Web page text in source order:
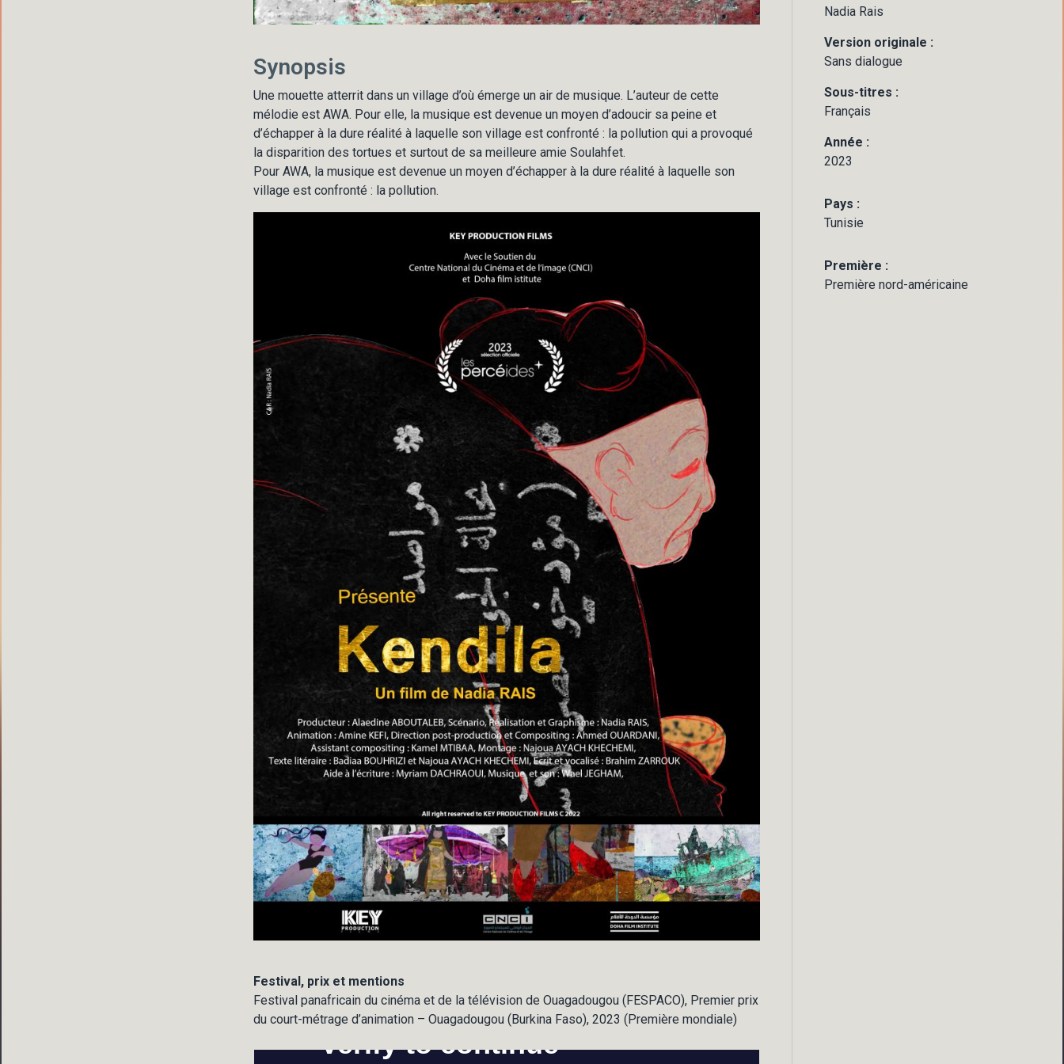
Synopsis
Une mouette atterrit dans un village d’où émerge un air de musique. L’auteur de cette
mélodie est AWA. Pour elle, la musique est devenue un moyen d’adoucir sa peine et
d’échapper à la dure réalité à laquelle son village est confronté : la pollution qui a provoqué
la disparition des tortues et surtout de sa meilleure amie Soulahfet.
Pour AWA, la musique est devenue un moyen d’échapper à la dure réalité à laquelle son
village est confronté : la pollution.
Festival, prix et mentions
Festival panafricain du cinéma et de la télévision de Ouagadougou (FESPACO), Premier prix
du court-métrage d’animation – Ouagadougou (Burkina Faso), 2023 (Première mondiale)
Nadia Rais
Version originale :
Sans dialogue
Sous-titres :
Français
Année :
2023
Pays :
Tunisie
Première :
Première nord-américaine